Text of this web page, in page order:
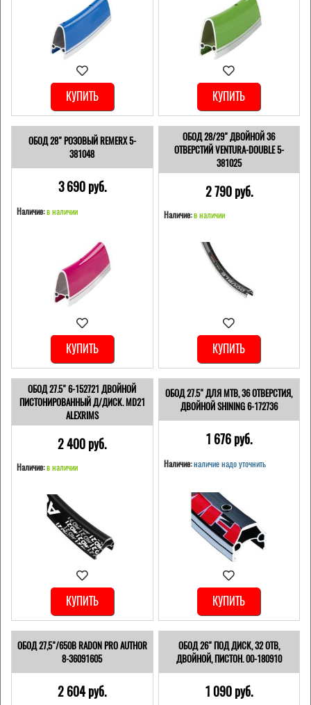
КУПИТЬ КУПИТЬ
ОБОД 28" РОЗОВЫЙ REMERX 5-
381048
3 690 pуб.
Наличие:в наличии
КУПИТЬ
ОБОД 28/29" ДВОЙНОЙ 36
ОТВЕРСТИЙ VENTURA-DOUBLE 5-
381025
2 790 pуб.
Наличие: в наличии
КУПИТЬ
ОБОД 27.5" 6-152721 ДВОЙНОЙ
ПИСТОНИРОВАННЫЙ Д/ДИСК. MD21
ALEXRIMS
2 400 pуб.
Наличие:в наличии
КУПИТЬ
ОБОД 27.5" ДЛЯ MTB, 36 ОТВЕРСТИЯ,
ДВОЙНОЙ SHINING 6-172736
1 676 pуб.
Наличие: наличие надо уточнить
КУПИТЬ
ОБОД 27,5"/650B RADON PRO AUTHOR
8-36091605
2 604 pуб.
ОБОД 26" ПОД ДИСК, 32 ОТВ,
ДВОЙНОЙ, ПИСТОН. 00-180910
1 090 pуб.